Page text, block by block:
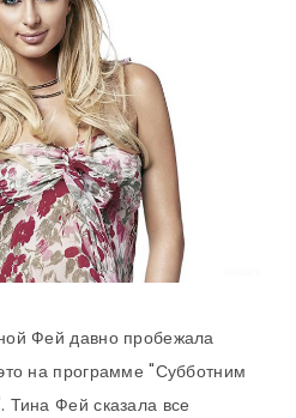
Фей давно пробежала
на программе "Субботним
Фей сказала все